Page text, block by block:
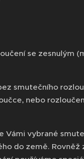
se zesnulým
smutečního
nebo
Vámi vybrané
do země.